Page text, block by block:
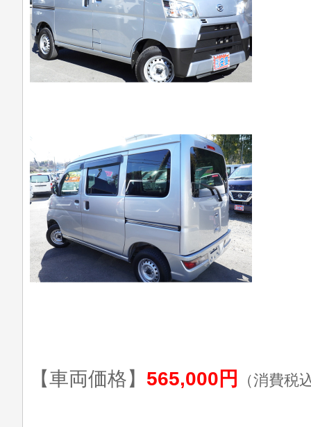
【車両価格】 565,000円 （消費税